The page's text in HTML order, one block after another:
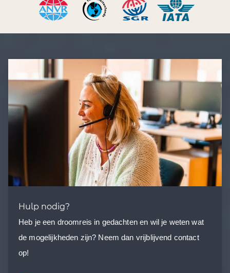
Hulp nodig?
Heb je een droomreis in gedachten en wil je weten wat
de mogelijkheden zijn? Neem dan vrijblijvend contact
op!